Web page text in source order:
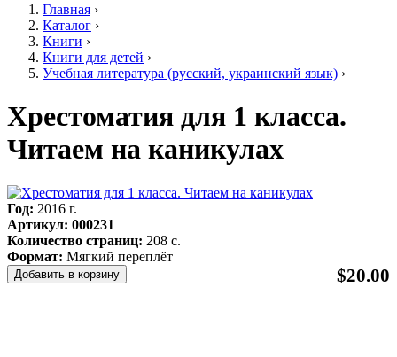
Вы здесь
Главная ›
Каталог ›
Книги ›
Книги для детей ›
Учебная литература (русский, украинский язык) ›
Хрестоматия для 1 класса.
Читаем на каникулах
Год: 2016 г.
Артикул: 000231
Количество страниц: 208 с.
Формат: Мягкий переплёт
$20.00